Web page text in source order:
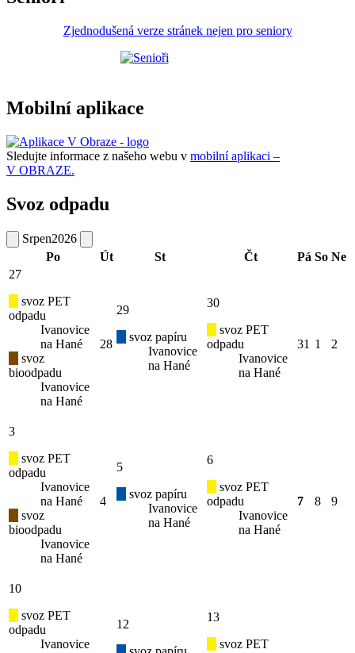
Zjednodušená verze stránek nejen pro seniory
Mobilní aplikace
Sledujte informace z našeho webu v mobilní aplikaci –
V OBRAZE.
Svoz odpadu
Srpen2026
Po
Út St Čt Pá So Ne
27
svoz PET
odpadu
Ivanovice
na Hané
svoz
bioodpadu
Ivanovice
na Hané
28
29
svoz papíru
Ivanovice
na Hané
30
svoz PET
odpadu
Ivanovice
na Hané
31 1 2
3
svoz PET
odpadu
Ivanovice
na Hané
svoz
bioodpadu
Ivanovice
na Hané
4
5
svoz papíru
Ivanovice
na Hané
6
svoz PET
odpadu
Ivanovice
na Hané
7 8 9
10
svoz PET
odpadu
Ivanovice
12
13
svoz PET